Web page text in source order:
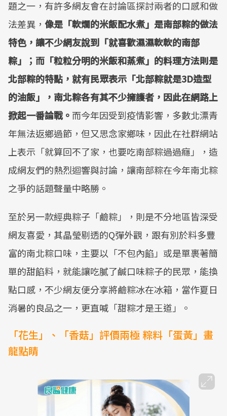
題之一，有許多網友會在討論區探討兩者的口感和做
法差異， 像是「軟爛的米飯配水煮」是南部粽的做法
特色，讓不少網友說到「就喜歡濕濕軟軟的南部
粽」；而「粒粒分明的米飯和蒸煮」的料理方法則是
北部粽的特點，就有民眾表示「北部粽就是3D造型
的油飯」，南北粽各有其不少擁護者，因此在網路上
掀起一番論戰。 而今年因受到疫情影響，多數北漂青
年無法返鄉過節，但又思念家鄉味，因此在社群網站
上表示「就算回不了家，也要吃南部粽過過癮」，造
成網友們的熱烈迴響與討論，讓南部粽在今年南北粽
之爭的話題聲量中略勝。
至於另一款經典粽子「鹼粽」，則是不分地區皆深受
網友喜愛，其晶瑩剔透的Q彈外觀，跟有別於料多豐
富的南北粽口味，主要以「不包內餡」或是單裹著簡
單的甜餡料，就能讓吃膩了鹹口味粽子的民眾，能換
點口感，不少網友便分享將鹼粽冰在冰箱，當作夏日
消暑的良品之一，更直喊「甜粽才是王道」。
「花生」、「香菇」評價兩極 粽料「蛋黃」畫
龍點睛